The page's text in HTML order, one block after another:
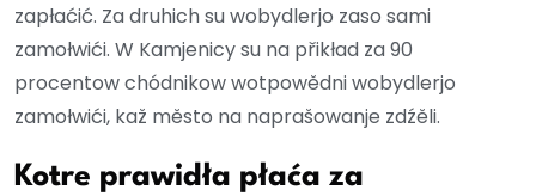
zapłaćić. Za druhich su wobydlerjo zaso sami
zamołwići. W Kamjenicy su na přikład za 90
procentow chódnikow wotpowědni wobydlerjo
zamołwići, kaž město na naprašowanje zdźěli.
Kotre prawidła płaća za